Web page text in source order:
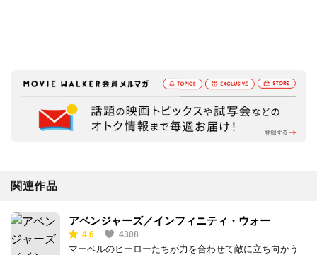
関連作品
アベンジャーズ／インフィニティ・ウォー
4.6 4308
マーベルのヒーローたちが力を合わせて敵に立ち向かう